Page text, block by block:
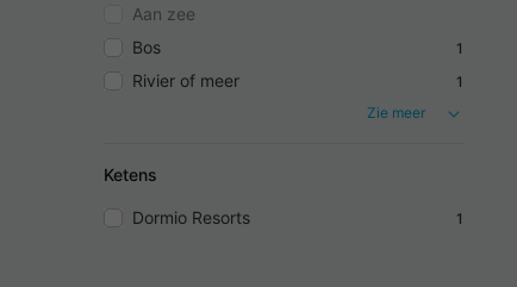
Aan zee
Bos
1
Rivier of meer
1
Zie meer
Ketens
Dormio Resorts 1